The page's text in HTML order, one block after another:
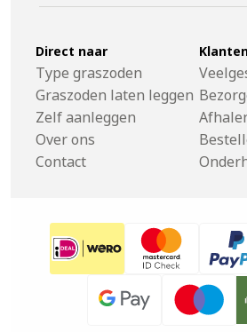
Direct naar
Type graszoden
Graszoden laten leggen
Zelf aanleggen
Over ons
Contact